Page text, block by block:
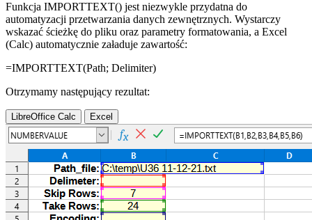
Funkcja IMPORTTEXT() jest niezwykle przydatna do
automatyzacji przetwarzania danych zewnętrznych. Wystarczy
wskazać ścieżkę do pliku oraz parametry formatowania, a Excel
(Calc) automatycznie załaduje zawartość:
=IMPORTTEXT(Path; Delimiter)
Otrzymamy następujący rezultat:
LibreOffice Calc Excel